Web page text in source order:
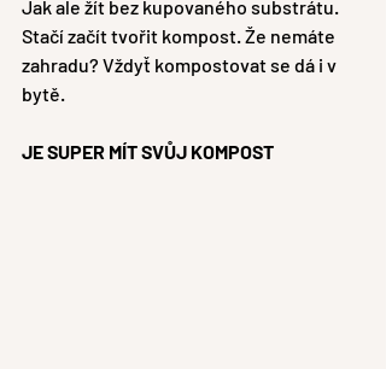
Jak ale žít bez kupovaného substrátu.
Stačí začít tvořit kompost. Že nemáte
zahradu? Vždyť kompostovat se dá i v
bytě.
JE SUPER MÍT SVŮJ KOMPOST